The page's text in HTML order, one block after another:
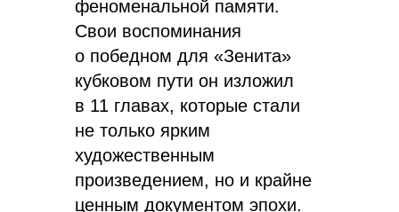
феноменальной памяти.
Свои воспоминания
о победном для «Зенита»
кубковом пути он изложил
в 11 главах, которые стали
не только ярким
художественным
произведением, но и крайне
ценным документом эпохи.